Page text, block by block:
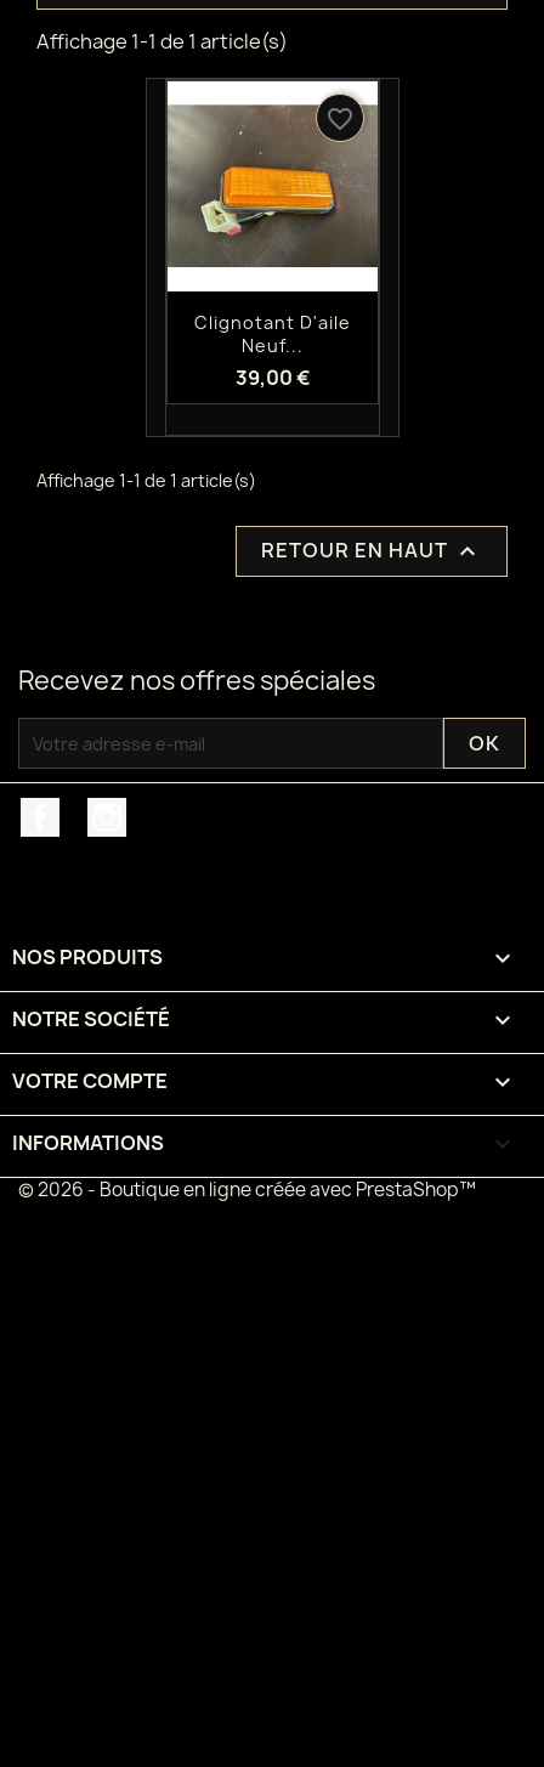
Affichage 1-1 de 1 article(s)
Aperçu rapide
Clignotant D'aile
Neuf...
39,00 €
favorite_border
Affichage 1-1 de 1 article(s)
RETOUR EN HAUT 
Recevez nos offres spéciales
NOS PRODUITS 
NOTRE SOCIÉTÉ 
VOTRE COMPTE 
INFORMATIONS keyboard_arrow_down
© 2026 - Boutique en ligne créée avec PrestaShop™